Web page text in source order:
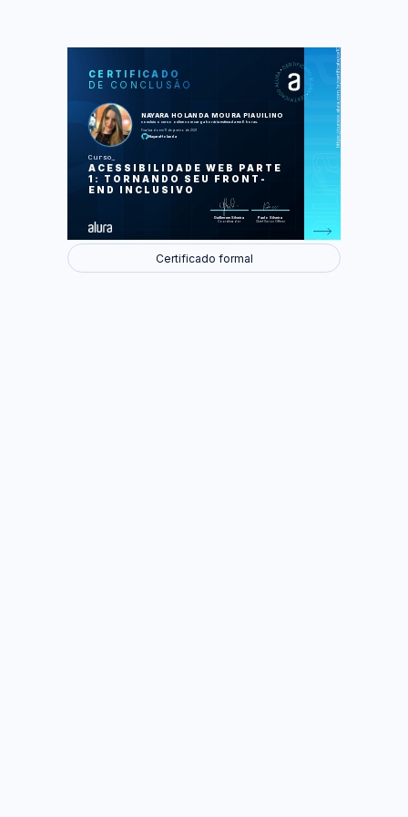
CERTIFICADO
DE CONCLUSÃO
NAYARA HOLANDA MOURA PIAUILINO
concluiu o curso online com carga horária estimada em 6 horas.
Finalizado em 11 de janeiro de 2021
NayaraHolanda
Curso
ACESSIBILIDADE WEB PARTE
1: TORNANDO SEU FRONT-
END INCLUSIVO
Guilherme Silveira
Coordenador
Paulo Silveira
Chief Vision Officer
https://cursos.alura.com.br/certificate/ce1002fe-089b-4839-80f3-4f7d8a4d2ecb
LAS
HTML e os leitores de tela
Atributos lang e alt
e display: none
Certificado formal